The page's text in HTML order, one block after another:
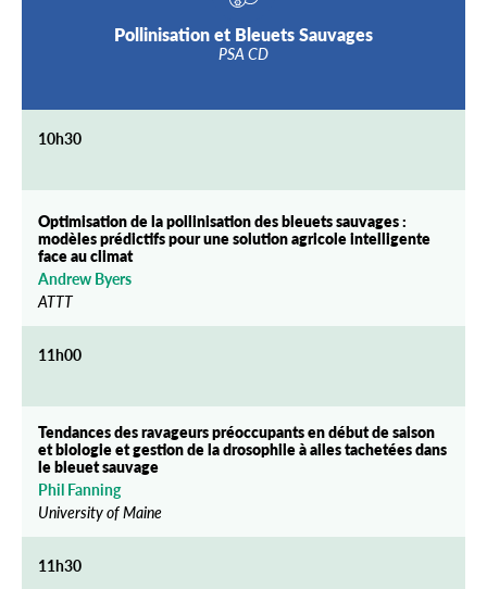
Pollinisation et Bleuets Sauvages
PSA CD
10h30
Optimisation de la pollinisation des bleuets sauvages :
modèles prédictifs pour une solution agricole intelligente
face au climat
Andrew Byers
ATTT
11h00
Tendances des ravageurs préoccupants en début de saison
et biologie et gestion de la drosophile à ailes tachetées dans
le bleuet sauvage
Phil Fanning
University of Maine
11h30